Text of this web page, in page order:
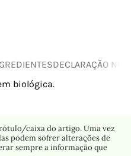
DECLARAÇÃO
biológica.
caixa do artigo. Uma vez
podem sofrer alterações de
sempre a informação que